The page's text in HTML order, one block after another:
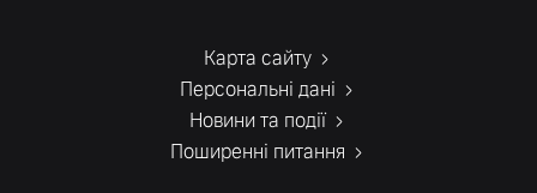
Карта сайту
Персональні дані
Новини та події
Поширенні питання